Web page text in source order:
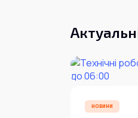
НОВИНИ